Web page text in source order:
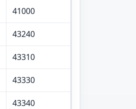
41000
43240
43310
43330
43340